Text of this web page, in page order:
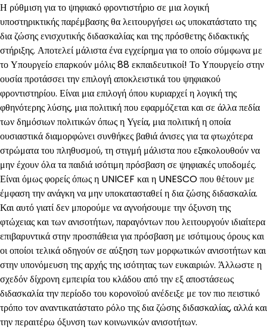
Η ρύθμιση για το ψηφιακό φροντιστήριο σε μια λογική
υποστηρικτικής παρέμβασης θα λειτουργήσει ως υποκατάστατο της
δια ζώσης ενισχυτικής διδασκαλίας και της πρόσθετης διδακτικής
στήριξης. Αποτελεί μάλιστα ένα εγχείρημα για το οποίο σύμφωνα με
το Υπουργείο επαρκούν μόλις 88 εκπαιδευτικοί! Το Υπουργείο στην
ουσία προτάσσει την επιλογή αποκλειστικά του ψηφιακού
φροντιστηρίου. Είναι μια επιλογή όπου κυριαρχεί η λογική της
φθηνότερης λύσης, μια πολιτική που εφαρμόζεται και σε άλλα πεδία
των δημόσιων πολιτικών όπως η Υγεία, μια πολιτική η οποία
ουσιαστικά διαμορφώνει συνθήκες βαθιά άνισες για τα φτωχότερα
στρώματα του πληθυσμού, τη στιγμή μάλιστα που εξακολουθούν να
μην έχουν όλα τα παιδιά ισότιμη πρόσβαση σε ψηφιακές υποδομές.
Είναι όμως φορείς όπως η UNICEF και η UNESCO που θέτουν με
έμφαση την ανάγκη να μην υποκατασταθεί η δια ζώσης διδασκαλία.
Και αυτό γιατί δεν μπορούμε να αγνοήσουμε την όξυνση της
φτώχειας και των ανισοτήτων, παραγόντων που λειτουργούν ιδιαίτερα
επιβαρυντικά στην προσπάθεια για πρόσβαση με ισότιμους όρους και
οι οποίοι τελικά οδηγούν σε αύξηση των μορφωτικών ανισοτήτων και
στην υπονόμευση της αρχής της ισότητας των ευκαιριών. Άλλωστε η
σχεδόν δίχρονη εμπειρία του κλάδου από την εξ αποστάσεως
διδασκαλία την περίοδο του κορονοϊού ανέδειξε με τον πιο πειστικό
τρόπο τον αναντικατάστατο ρόλο της δια ζώσης διδασκαλίας, αλλά και
την περαιτέρω όξυνση των κοινωνικών ανισοτήτων.